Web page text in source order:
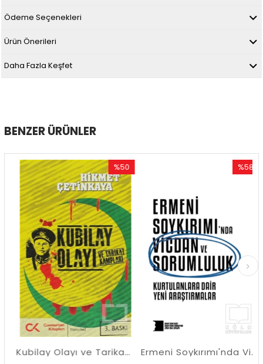
Ödeme Seçenekleri
Ürün Önerileri
Daha Fazla Keşfet
BENZER ÜRÜNLER
Kubilay Olayı ve Tarikat Kampları
%50
İndirim
%50İndirim
Ermeni Soykırımı'nda Vicdan ve Sorumluluk - Kurtulanlara Dair Yeni Araştırmalar
%58